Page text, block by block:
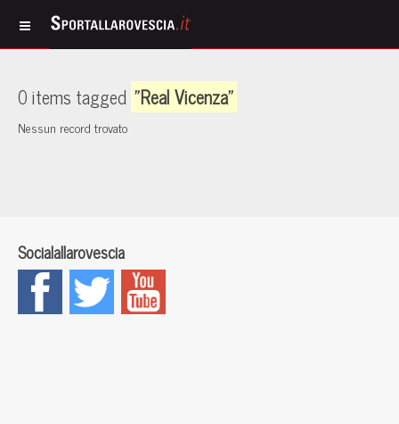
0 items tagged "Real Vicenza"
Nessun record trovato
Socialallarovescia